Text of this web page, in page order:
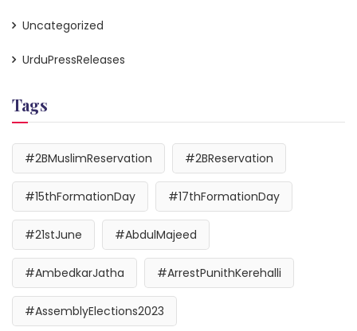
Uncategorized
UrduPressReleases
Tags
#2BMuslimReservation #2BReservation
#15thFormationDay #17thFormationDay
#21stJune #AbdulMajeed
#AmbedkarJatha #ArrestPunithKerehalli
#AssemblyElections2023